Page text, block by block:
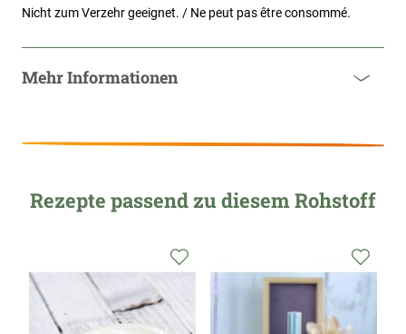
Nicht zum Verzehr geeignet. / Ne peut pas être consommé.
Mehr Informationen
Rezepte passend zu diesem Rohstoff
Wunschliste
hinzufügen
Wunschliste